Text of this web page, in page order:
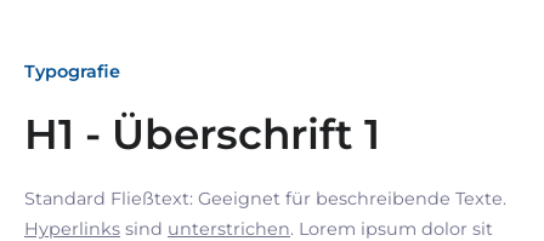
Typografie
H1 - Überschrift 1
Standard Fließtext: Geeignet für beschreibende Texte.
Hyperlinks sind unterstrichen. Lorem ipsum dolor sit